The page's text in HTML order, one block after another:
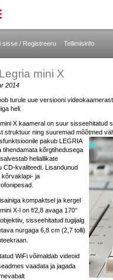
sisse / Registreeru Tellimisinfo
mini X
2014
turule uue versiooni
heli.
X kaameral on suur sisseehitatud
struktuur ning suuremad mõõtmed
pakub LEGRIA
tihendamata kõrgtihedusega
heliallikate
CD-kvaliteedi. Lisandunud
ja
kompaktsel ja kergel
X-l on f/2,8 avaga 170°
sisseehitatud tugijalg
nurgaga 6,8 cm (2,7 tolli)
WiFi võimaldab videoid
vaadata ja jagada